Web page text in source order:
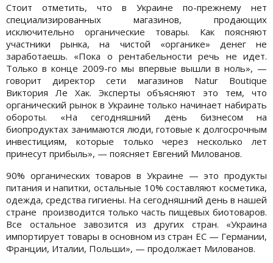
Стоит отметить, что в Украине по-прежнему нет
специализированных магазинов, продающих
исключительно органические товары. Как поясняют
участники рынка, на чистой «органике» денег не
заработаешь. «Пока о рентабельности речь не идет.
Только в конце 2009-го мы впервые вышли в ноль», —
говорит директор сети магазинов Natur Boutique
Виктория Ле Хак. Эксперты объясняют это тем, что
органический рынок в Украине только начинает набирать
обороты. «На сегодняшний день бизнесом на
биопродуктах занимаются люди, готовые к долгосрочным
инвестициям, которые только через несколько лет
принесут прибыль», — поясняет Евгений Милованов.
90% органических товаров в Украине — это продукты
питания и напитки, остальные 10% составляют косметика,
одежда, средства гигиены. На сегодняшний день в нашей
стране производится только часть пищевых биотоваров.
Все остальное завозится из других стран. «Украина
импортирует товары в основном из стран ЕС — Германии,
Франции, Италии, Польши», — продолжает Милованов.